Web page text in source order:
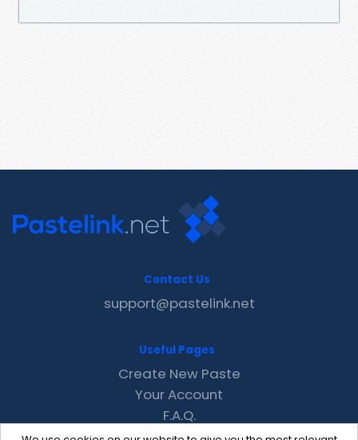
Contact Us
support@pastelink.net
Useful Pages
Create New Paste
Your Account
F.A.Q.
Recent